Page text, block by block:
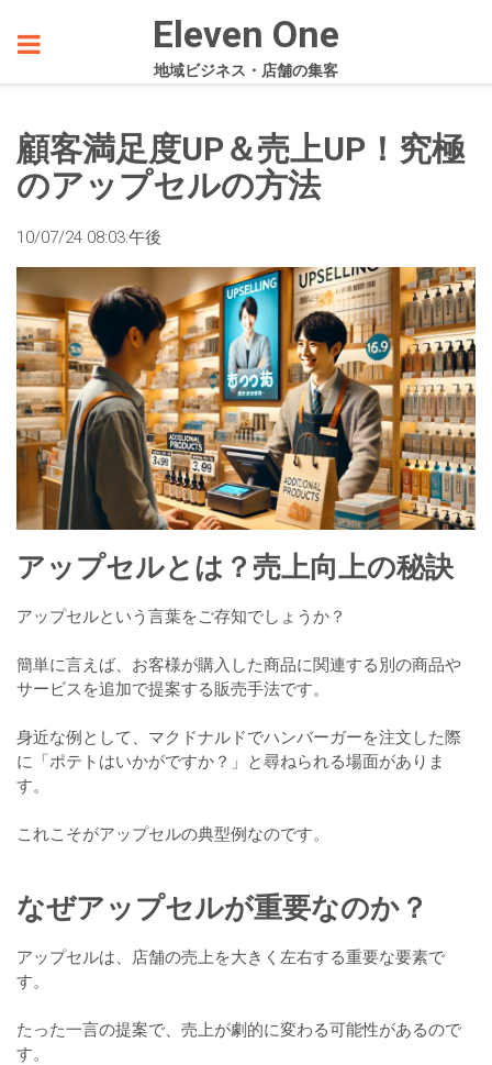
Eleven One
地域ビジネス・店舗の集客
顧客満足度UP＆売上UP！究極
のアップセルの方法
10/07/24 08:03:午後
アップセルとは？売上向上の秘訣
アップセルという言葉をご存知でしょうか？
簡単に言えば、お客様が購入した商品に関連する別の商品や
サービスを追加で提案する販売手法です。
身近な例として、マクドナルドでハンバーガーを注文した際
に「ポテトはいかがですか？」と尋ねられる場面がありま
す。
これこそがアップセルの典型例なのです。
なぜアップセルが重要なのか？
アップセルは、店舗の売上を大きく左右する重要な要素で
す。
たった一言の提案で、売上が劇的に変わる可能性があるので
す。